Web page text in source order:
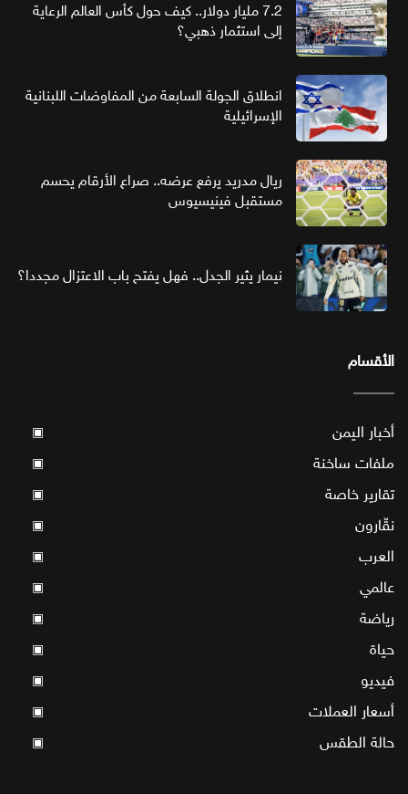
7.2 مليار دولار.. كيف حول كأس العالم الرعاية
إلى استثمار ذهبي؟
انطلاق الجولة السابعة من المفاوضات اللبنانية
الإسرائيلية
ريال مدريد يرفع عرضه.. صراع الأرقام يحسم
مستقبل فينيسيوس
نيمار يثير الجدل.. فهل يفتح باب الاعتزال مجددا؟
الأقسام
أخبار اليمن ▣
ملفات ساخنة ▣
تقارير خاصة ▣
نقّارون ▣
العرب ▣
عالمي ▣
رياضة ▣
حياة ▣
فيديو ▣
أسعار العملات ▣
حالة الطقس ▣